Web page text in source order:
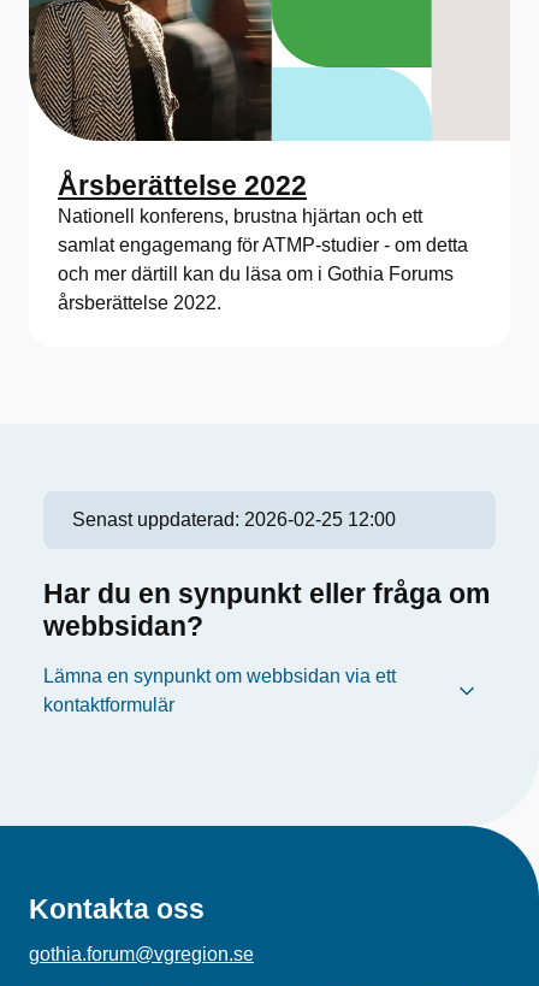
Årsberättelse 2022
Nationell konferens, brustna hjärtan och ett
samlat engagemang för ATMP-studier - om detta
och mer därtill kan du läsa om i Gothia Forums
årsberättelse 2022.
Senast uppdaterad: 2026-02-25 12:00
Har du en synpunkt eller fråga om
webbsidan?
Lämna en synpunkt om webbsidan via ett
kontaktformulär
Kontakta oss
gothia.forum@vgregion.se